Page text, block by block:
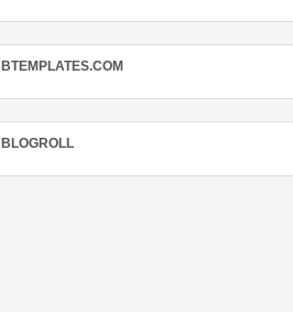
BTEMPLATES.COM
BLOGROLL